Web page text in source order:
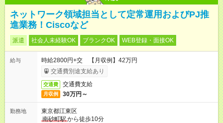
ネットワーク領域担当として定常運用およびPJ推
進業務！Ciscoなど
派遣 社会人未経験OK ブランクOK WEB登録・面接OK
給与
時給2800円+交 【月収例】42万円
交通費別途支給あり
交通費 交通費支給
月収例 30万円～
勤務地
東京都江東区
南砂町駅から徒歩10分